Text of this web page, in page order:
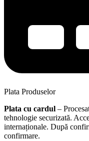
Plata Produselor
Plata cu cardul –
tehnologie securizată.
internaționale. După
confirmare.